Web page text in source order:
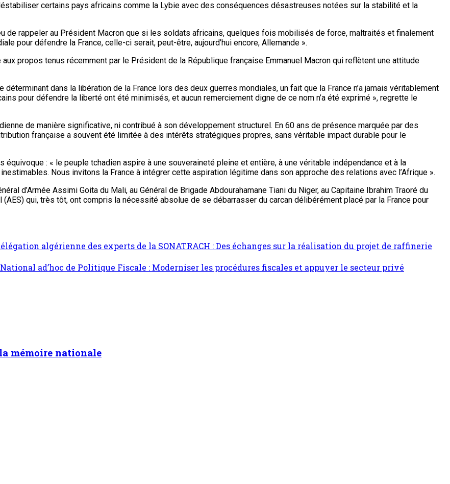
certains pays africains comme la Lybie avec des conséquences désastreuses notées sur la stabilité et la
de rappeler au Président Macron que si les soldats africains, quelques fois mobilisés de force, maltraités et finalement
pour défendre la France, celle-ci serait, peut-être, aujourd’hui encore, Allemande ».
propos tenus récemment par le Président de la République française Emmanuel Macron qui reflètent une attitude
déterminant dans la libération de la France lors des deux guerres mondiales, un fait que la France n’a jamais véritablement
pour défendre la liberté ont été minimisés, et aucun remerciement digne de ce nom n’a été exprimé », regrette le
de manière significative, ni contribué à son développement structurel. En 60 ans de présence marquée par des
française a souvent été limitée à des intérêts stratégiques propres, sans véritable impact durable pour le
: « le peuple tchadien aspire à une souveraineté pleine et entière, à une véritable indépendance et à la
Nous invitons la France à intégrer cette aspiration légitime dans son approche des relations avec l’Afrique ».
d’Armée Assimi Goita du Mali, au Général de Brigade Abdourahamane Tiani du Niger, au Capitaine Ibrahim Traoré du
qui, très tôt, ont compris la nécessité absolue de se débarrasser du carcan délibérément placé par la France pour
algérienne des experts de la SONATRACH : Des échanges sur la réalisation du projet de raffinerie
ad’hoc de Politique Fiscale : Moderniser les procédures fiscales et appuyer le secteur privé
mémoire nationale